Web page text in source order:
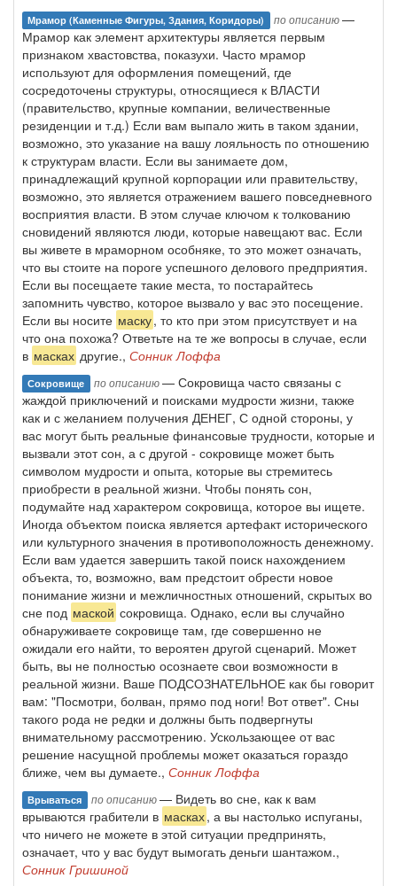
Мрамор (каменные Фигуры, Здания, Коридоры) по описанию—
Мрамор как элемент архитектуры является первым
признаком хвастовства, показухи. Часто мрамор
используют для оформления помещений, где
сосредоточены структуры, относящиеся к ВЛАСТИ
(правительство, крупные компании, величественные
резиденции и т.д.) Если вам выпало жить в таком здании,
возможно, это указание на вашу лояльность по отношению
к структурам власти. Если вы занимаете дом,
принадлежащий крупной корпорации или правительству,
возможно, это является отражением вашего повседневного
восприятия власти. В этом случае ключом к толкованию
сновидений являются люди, которые навещают вас. Если
вы живете в мраморном особняке, то это может означать,
что вы стоите на пороге успешного делового предприятия.
Если вы посещаете такие места, то постарайтесь
запомнить чувство, которое вызвало у вас это посещение.
Если вы носите маску, то кто при этом присутствует и на
что она похожа? Ответьте на те же вопросы в случае, если
в масках другие., Сонник Лоффа
Сокровище по описанию— Сокровища часто связаны с
жаждой приключений и поисками мудрости жизни, также
как и с желанием получения ДЕНЕГ, С одной стороны, у
вас могут быть реальные финансовые трудности, которые и
вызвали этот сон, а с другой - сокровище может быть
символом мудрости и опыта, которые вы стремитесь
приобрести в реальной жизни. Чтобы понять сон,
подумайте над характером сокровища, которое вы ищете.
Иногда объектом поиска является артефакт исторического
или культурного значения в противоположность денежному.
Если вам удается завершить такой поиск нахождением
объекта, то, возможно, вам предстоит обрести новое
понимание жизни и межличностных отношений, скрытых во
сне под маской сокровища. Однако, если вы случайно
обнаруживаете сокровище там, где совершенно не
ожидали его найти, то вероятен другой сценарий. Может
быть, вы не полностью осознаете свои возможности в
реальной жизни. Ваше ПОДСОЗНАТЕЛЬНОЕ как бы говорит
вам: "Посмотри, болван, прямо под ноги! Вот ответ". Сны
такого рода не редки и должны быть подвергнуты
внимательному рассмотрению. Ускользающее от вас
решение насущной проблемы может оказаться гораздо
ближе, чем вы думаете., Сонник Лоффа
Врываться по описанию— Видеть во сне, как к вам
врываются грабители в масках, а вы настолько испуганы,
что ничего не можете в этой ситуации предпринять,
означает, что у вас будут вымогать деньги шантажом.,
Сонник Гришиной